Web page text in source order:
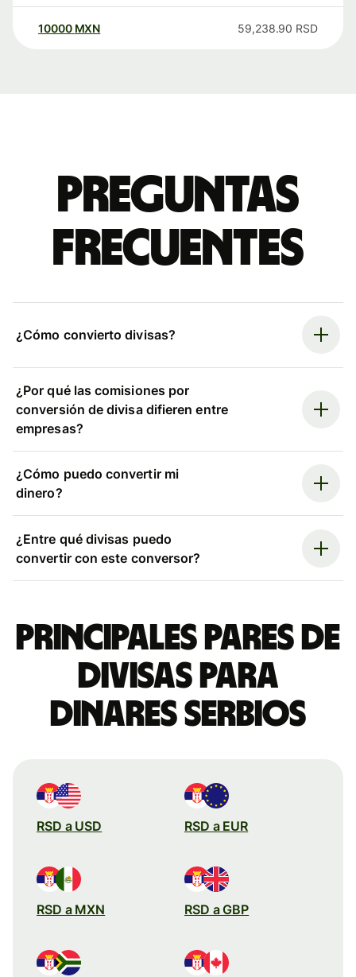
10000 MXN 59,238.90 RSD
Preguntas
frecuentes
¿Cómo convierto divisas?
¿Por qué las comisiones por
conversión de divisa difieren entre
empresas?
¿Cómo puedo convertir mi
dinero?
¿Entre qué divisas puedo
convertir con este conversor?
Principales pares de
divisas para
dinares serbios
RSD a USD RSD a EUR
RSD a MXN RSD a GBP